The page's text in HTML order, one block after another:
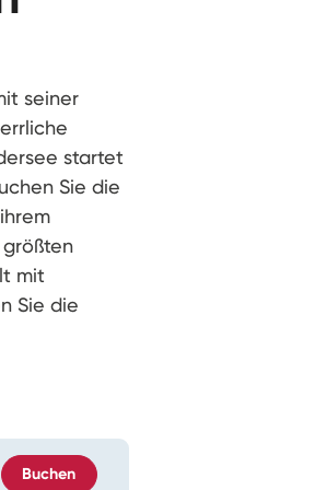
seiner
startet
Sie die
mit
Sie die
Buchen